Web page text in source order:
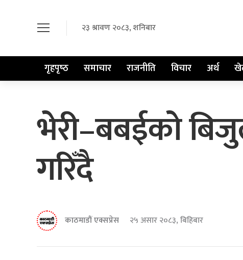
२३ श्रावण २०८३, शनिबार
गृहपृष्‍ठ समाचार राजनीति विचार अर्थ
भेरी–बबईको
गरिँदै
काठमाडौं एक्सप्रेस २५ असार २०८३, बिहिबार